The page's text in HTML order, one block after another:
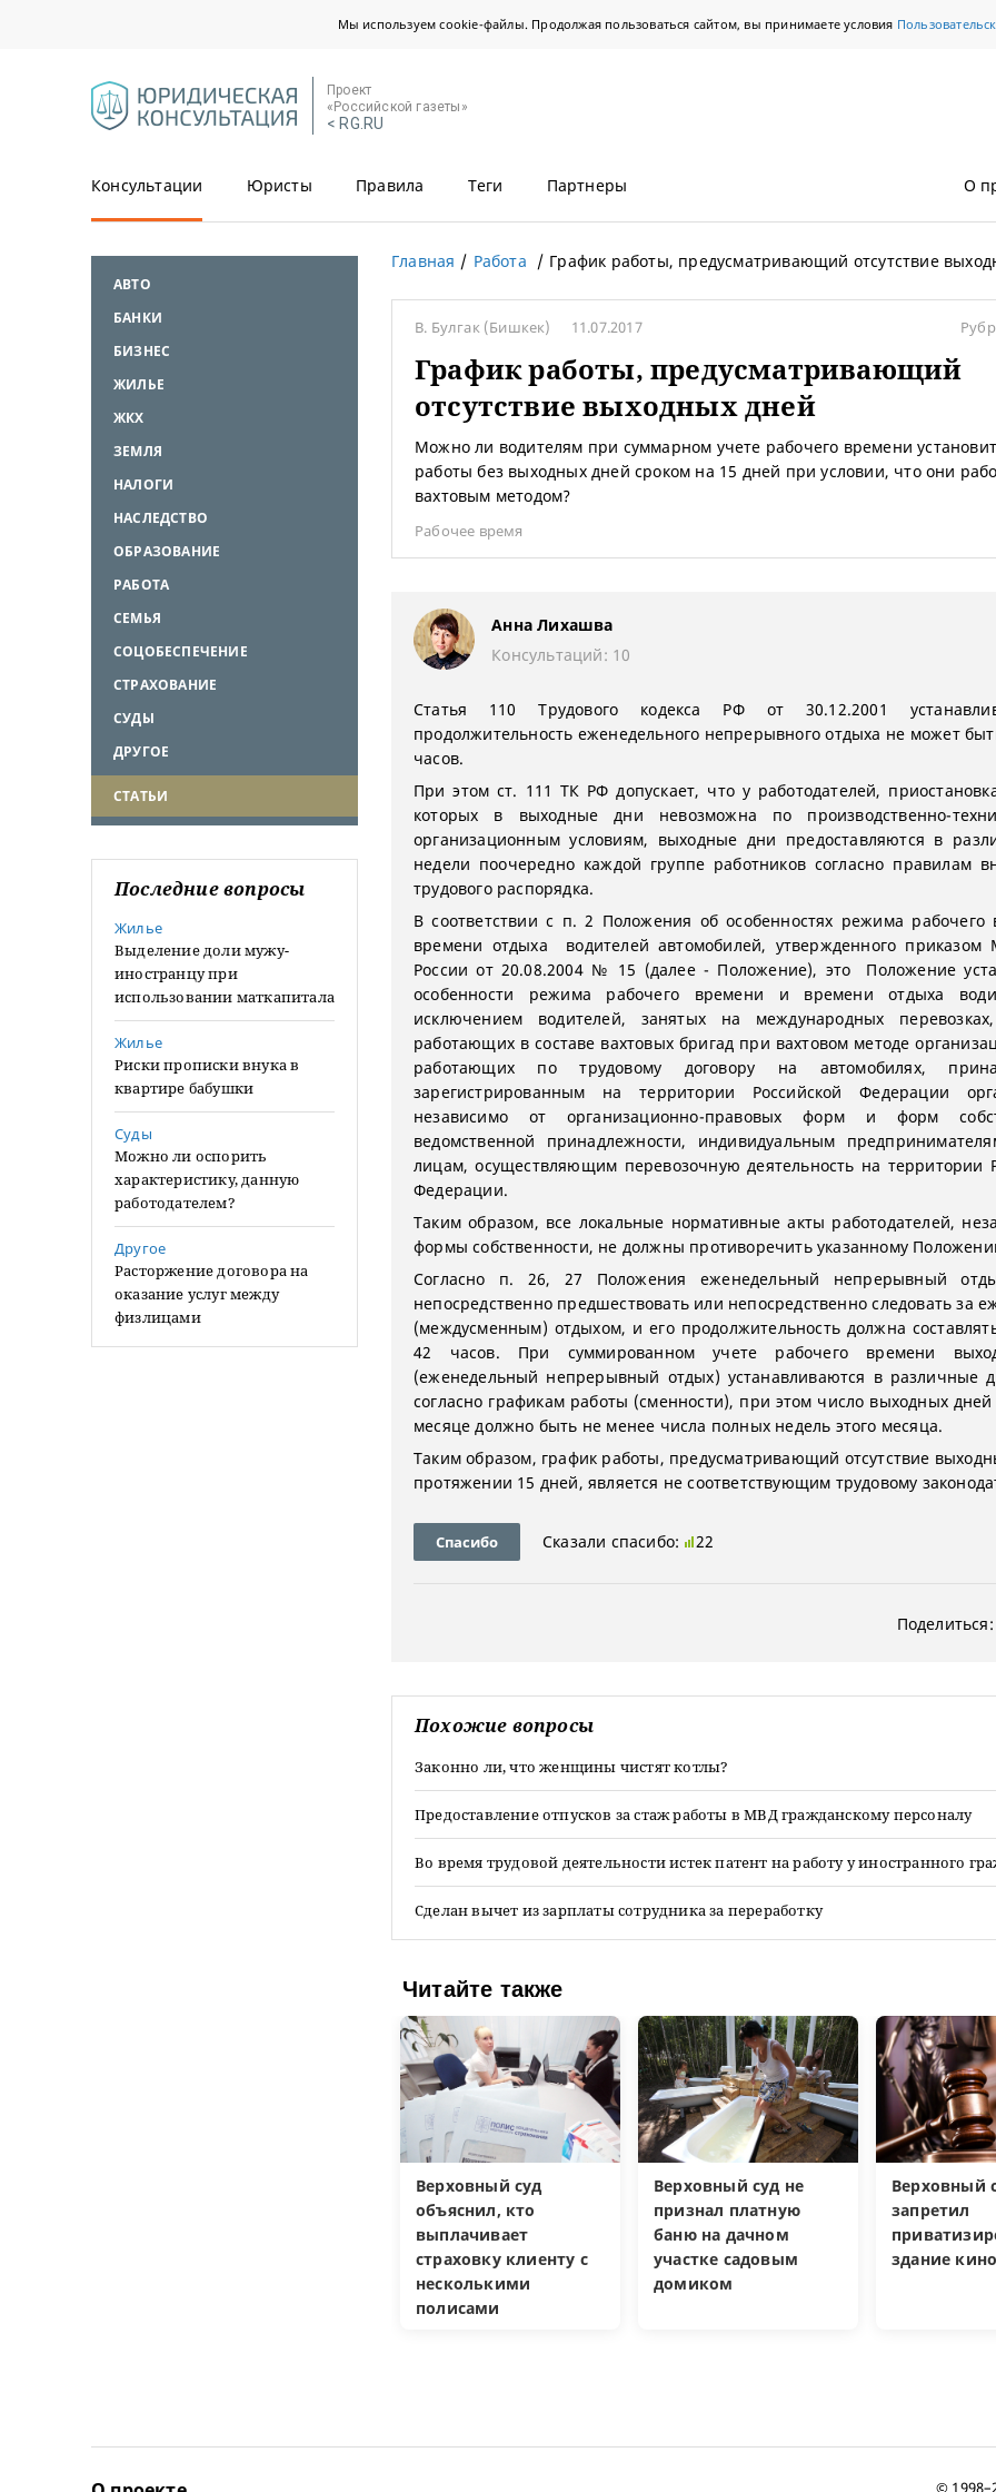
Мы используем cookie-файлы. Продолжая пользоваться сайтом, вы принимаете условия
Проект
«Российской газеты»
< RG.RU
Консультации Юристы Правила Теги Партнеры О
АВТО
БАНКИ
БИЗНЕС
ЖИЛЬЕ
ЖКХ
ЗЕМЛЯ
НАЛОГИ
НАСЛЕДСТВО
ОБРАЗОВАНИЕ
РАБОТА
СЕМЬЯ
СОЦОБЕСПЕЧЕНИЕ
СТРАХОВАНИЕ
СУДЫ
ДРУГОЕ
СТАТЬИ
Последние вопросы
Жилье
Выделение доли мужу-
иностранцу при
использовании маткапитала
Жилье
Риски прописки внука в
квартире бабушки
Суды
Можно ли оспорить
характеристику, данную
работодателем?
Другое
Расторжение договора на
оказание услуг между
физлицами
Главная Работа График работы, предусматривающий отсутствие
В. Булгак (Бишкек) 11.07.2017
График работы, предусматривающий
отсутствие выходных дней
Можно ли водителям при суммарном учете рабочего времени
работы без выходных дней сроком на 15 дней при условии, что они
вахтовым методом?
Рабочее время
Анна Лихашва
Консультаций: 10
Статья 110 Трудового кодекса РФ от 30.12.2001
продолжительность еженедельного непрерывного отдыха не может
часов.
При этом ст. 111 ТК РФ допускает, что у работодателей,
которых в выходные дни невозможна по производственно-
организационным условиям, выходные дни предоставляются в
недели поочередно каждой группе работников согласно правилам
трудового распорядка.
В соответствии с п. 2 Положения об особенностях режима рабочего
времени отдыха водителей автомобилей, утвержденного приказом
России от 20.08.2004 № 15 (далее - Положение), это Положение
особенности режима рабочего времени и времени отдыха
исключением водителей, занятых на международных
работающих в составе вахтовых бригад при вахтовом методе
работающих по трудовому договору на автомобилях,
зарегистрированным на территории Российской Федерации
независимо от организационно-правовых форм и форм
ведомственной принадлежности, индивидуальным
лицам, осуществляющим перевозочную деятельность на территории
Федерации.
Таким образом, все локальные нормативные акты работодателей,
формы собственности, не должны противоречить указанному
Согласно п. 26, 27 Положения еженедельный непрерывный
непосредственно предшествовать или непосредственно следовать за
(междусменным) отдыхом, и его продолжительность должна
42 часов. При суммированном учете рабочего времени
(еженедельный непрерывный отдых) устанавливаются в различные
согласно графикам работы (сменности), при этом число выходных
месяце должно быть не менее числа полных недель этого месяца.
Таким образом, график работы, предусматривающий отсутствие
протяжении 15 дней, является не соответствующим трудовому
Спасибо Сказали спасибо: 22
Поделиться:
Похожие вопросы
Законно ли, что женщины чистят котлы?
Предоставление отпусков за стаж работы в МВД гражданскому персоналу
Во время трудовой деятельности истек патент на работу у иностранного
Сделан вычет из зарплаты сотрудника за переработку
Читайте также
Верховный суд
объяснил, кто
выплачивает
страховку клиенту с
несколькими
полисами
Верховный суд не
признал платную
баню на дачном
участке садовым
домиком
Верховный
запретил
здание
©